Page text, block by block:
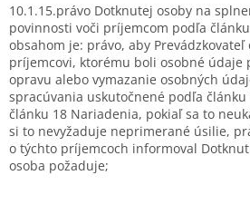
10.1.15.právo Dotknutej osoby na
povinnosti voči príjemcom podľa
obsahom je: právo, aby
príjemcovi, ktorému boli osobné údaje
opravu alebo vymazanie osobných
spracúvania uskutočnené podľa článku
článku 18 Nariadenia, pokiaľ sa to
si to nevyžaduje neprimerané úsilie,
o týchto príjemcoch informoval
osoba požaduje;